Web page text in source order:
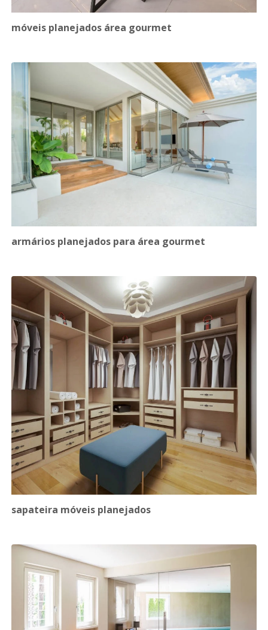
móveis planejados área gourmet
armários planejados para área gourmet
sapateira móveis planejados